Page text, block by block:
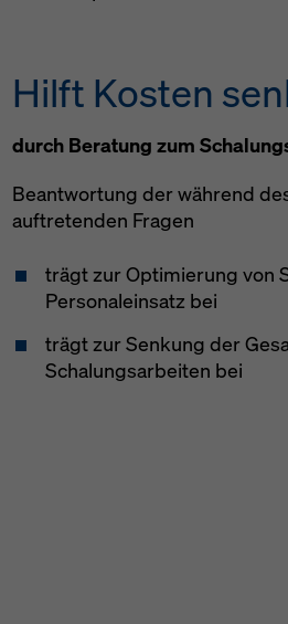
Hilft Kosten
durch Beratung zum
Beantwortung der während
auftretenden Fragen
trägt zur Optimierung von
Personaleinsatz bei
trägt zur Senkung der
Schalungsarbeiten bei